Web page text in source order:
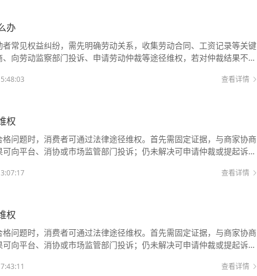
办
常见权益纠纷，需先明确劳动关系，收集劳动合同、工资记录等关键
向劳动监察部门投诉、申请劳动仲裁等途径维权，若对仲裁结果不满
定，必要时可借助法律专业人士协助。 商场独立店铺欠薪怎
因欠薪的情况时有发生，劳动者往往面临“找店铺老板难、维权对象
无果后不知如何维权，这正是典型的商场独立店铺欠薪问题。法律解
的认定，这是维权的前提。根据《劳动合同法》，只要店铺（无论个
动者存在实际用工（如提供劳动、受店铺管理、按月发工资），即使未
步明确，若用人单位拖欠工资，劳动行政部门可责令其限期支付；逾
以上100%以下的标准向劳动者加付赔偿金。此外，若店铺以转移
工资，或有能力支付而不支付，数额较大且经政府有关部门责令支付
付工资？”一般情况下，商场与店铺是租赁关系，仅对店铺的经营行为
查看详情
权
问题时，消费者可通过法律途径维权。首先需固定证据，与商家协商
向平台、消协或市场监管部门投诉；仍未解决可申请仲裁或提起诉
偿。 店铺产品不合格如何维权 在日常消费中，我们可能会
据相关法律法规，通过一系列合法途径维护自身权益。本文将从法律
台电热水壶，使用时发现漏电，这就是典型的产品不合格问题，小王
。 法律解析： 消费者的基本权利：根据《消费者权益保护法》，消
悉真情权、自主选择权、公平交易权、获得赔偿权等。产品不合格直接
查看详情
权
问题时，消费者可通过法律途径维权。首先需固定证据，与商家协商
向平台、消协或市场监管部门投诉；仍未解决可申请仲裁或提起诉
偿。 店铺产品不合格如何维权 在日常消费中，我们可能会
查看详情